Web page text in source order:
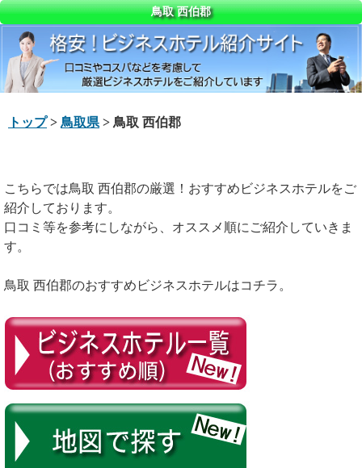
鳥取 西伯郡
トップ> 鳥取県 > 鳥取 西伯郡
こちらでは鳥取 西伯郡の厳選！おすすめビジネスホテルをご
紹介しております。
口コミ等を参考にしながら、オススメ順にご紹介していきま
す。
鳥取 西伯郡のおすすめビジネスホテルはコチラ。